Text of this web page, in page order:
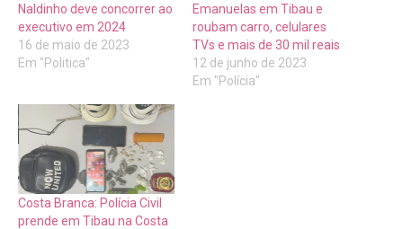
Naldinho deve concorrer ao
executivo em 2024
16 de maio de 2023
Em "Politica"
Emanuelas em Tibau e
roubam carro, celulares
TVs e mais de 30 mil reais
12 de junho de 2023
Em "Polícia"
Costa Branca: Polícia Civil
prende em Tibau na Costa